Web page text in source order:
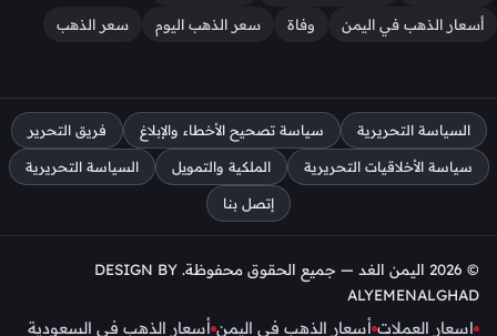
أسعار الذهب في اليمن
وفاة سعر الذهب اليوم سعر الذهب
السياسة التحريرية سياسة تصحيح الأخطاء والإبلاغ فريق التحرير
سياسة الأخلاقيات التحريرية الملكية والتمويل السياسة التحريرية
إتصل بنا
© 2026 اليمن الغد — جميع الحقوق محفوظة. DESIGN BY
ALYEMENALGHAD
اسعار العملات أسعار الذهب في اليمن أسعار الذهب في السعودية